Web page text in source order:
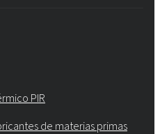
PIR
de materias primas